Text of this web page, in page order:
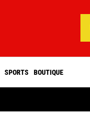
SPORTS BOUTIQUE